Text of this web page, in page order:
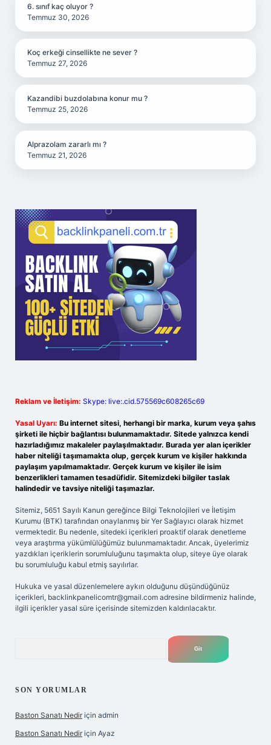
6. sınıf kaç oluyor ?
Temmuz 30, 2026
Koç erkeği cinsellikte ne sever ?
Temmuz 27, 2026
Kazandibi buzdolabına konur mu ?
Temmuz 25, 2026
Alprazolam zararlı mı ?
Temmuz 21, 2026
Reklam ve İletişim: Skype: live:.cid.575569c608265c69
Yasal Uyarı: Bu internet sitesi, herhangi bir marka, kurum veya şahıs
şirketi ile hiçbir bağlantısı bulunmamaktadır. Sitede yalnızca kendi
hazırladığımız makaleler paylaşılmaktadır. Burada yer alan içerikler
haber niteliği taşımamakta olup, gerçek kurum ve kişiler hakkında
paylaşım yapılmamaktadır. Gerçek kurum ve kişiler ile isim
benzerlikleri tamamen tesadüfidir. Sitemizdeki bilgiler taslak
halindedir ve tavsiye niteliği taşımazlar.
Sitemiz, 5651 Sayılı Kanun gereğince Bilgi Teknolojileri ve İletişim
Kurumu (BTK) tarafından onaylanmış bir Yer Sağlayıcı olarak hizmet
vermektedir. Bu nedenle, sitedeki içerikleri proaktif olarak denetleme
veya araştırma yükümlülüğümüz bulunmamaktadır. Ancak, üyelerimiz
yazdıkları içeriklerin sorumluluğunu taşımakta olup, siteye üye olarak
bu sorumluluğu kabul etmiş sayılırlar.
Hukuka ve yasal düzenlemelere aykırı olduğunu düşündüğünüz
içerikleri, backlinkpanelicomtr@gmail.com adresine bildirmeniz halinde,
ilgili içerikler yasal süre içerisinde sitemizden kaldırılacaktır.
SON YORUMLAR
Baston Sanatı Nedir için admin
Baston Sanatı Nedir için Ayaz